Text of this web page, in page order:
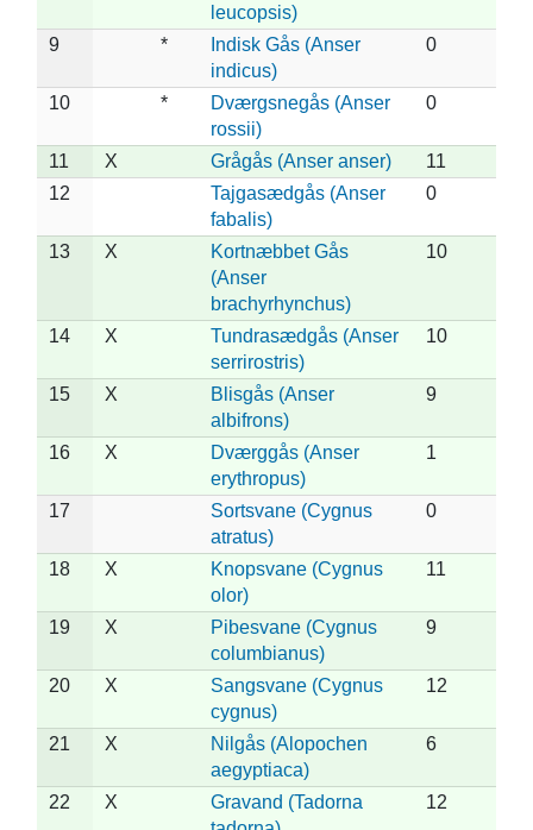
leucopsis)
9 *
Indisk Gås (Anser
indicus)
0
10 *
Dværgsnegås (Anser
rossii)
0
11 X Grågås (Anser anser)
11
12
Tajgasædgås (Anser
fabalis)
0
13 X
Kortnæbbet Gås
(Anser
brachyrhynchus)
10
14 X
Tundrasædgås (Anser
serrirostris)
10
15 X
Blisgås (Anser
albifrons)
9
16 X
Dværggås (Anser
erythropus)
1
17
Sortsvane (Cygnus
atratus)
0
18 X
Knopsvane (Cygnus
olor)
11
19 X
Pibesvane (Cygnus
columbianus)
9
20 X
Sangsvane (Cygnus
cygnus)
12
21 X
Nilgås (Alopochen
aegyptiaca)
6
22 X
Gravand (Tadorna
12